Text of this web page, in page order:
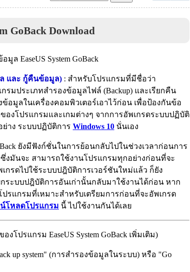
GoBack Download
ล และ กู้คืนข้อมูล) : สำหรับโปรแกรมที่มีชื่อว่า
รมประเภทสำรองข้อมูลไฟล์ (Backup) และเรียกคืน
อมูลในเครื่องคอมพิวเตอร์เอาไว้ก่อน เพื่อป้องกันข้อ
งโปรแกรมและเกมต่างๆ จากการอัพเกรดระบบปฏิบัติ
ย่าง ระบบปฏิบัติการ Windows 10 นั่นเอง
ยังมีฟังก์ชั่นในการย้อนกลับไปในช่วงเวลาก่อนการ
งมันจะ สามารถใช้งานโปรแกรมทุกอย่างก่อนที่จะ
กรดไปใช้ระบบปฎิบัติการเวอร์ชันใหม่แล้ว ก็ยัง
กระบบปฎิบัติการอันเก่านั้นกลับมาใช้งานได้ก่อน หาก
รแกรมที่เหมาะสำหรับเตรียมการก่อนที่จะอัพเกรด
โหลดโปรแกรม นี้ ไปใช้งานกันได้เลย
โปรแกรม EaseUS System GoBack เพิ่มเติม)
up system" (การสำรองข้อมูลในระบบ) หรือ "Go